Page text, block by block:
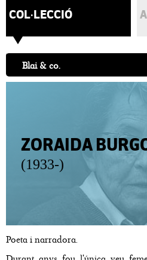
COL·LECCIÓ
Blai & co.
ZORAIDA
(1933-)
Poeta i narradora.